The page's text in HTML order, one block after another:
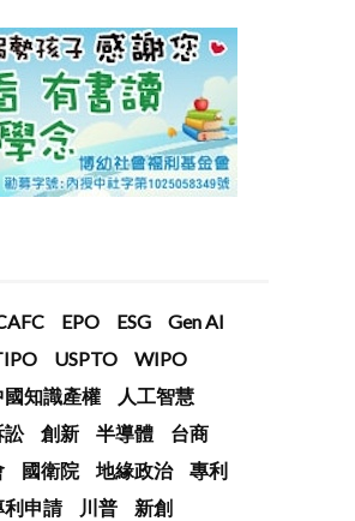
EPO ESG
Gen AI
USPTO
WIPO
國知識產權
人工智慧
訟 創新 半導體
台商
國衛院 地緣政治
專利
利申請 川普
新創